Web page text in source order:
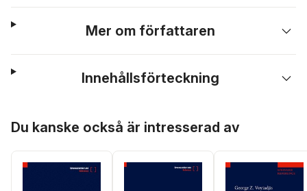
Mer om författaren
Innehållsförteckning
Du kanske också är intresserad av